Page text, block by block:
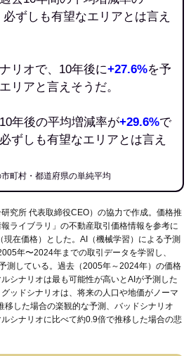
必ずしも有望なエリアとは言え
リオで、10年後に+27.6%を予
リアと言えそうだ。
年後の平均増減率が+29.6%で
ずしも有望なエリアとは言え
町村・都道府県の単純平均
究所 代表取締役CEO）の協力で作成。価格推
ライブラリ 」の不動産取引価格情報を参考に
在価格）とした。AI（機械学習）による予測
年〜2024年までの取引データを学習し、
測している。過去（2005年～2024年）の価格
シナリオは最も可能性が高いとAIが予測した
ッドシナリオは、将来の人口や地価がノーマ
移した場合の楽観的な予測、バッドシナリオ
シナリオに比べて約0.9倍で推移した場合の悲